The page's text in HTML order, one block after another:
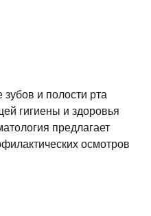
и полости рта
гигиены и здоровья
предлагает
осмотров